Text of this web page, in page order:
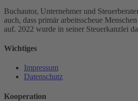
Buchautor, Unternehmer und
auch, dass primär arbeitsscheue
auf. 2022 wurde in seiner Steuerkanzlei
Wichtiges
Impressum
Datenschutz
Kooperation